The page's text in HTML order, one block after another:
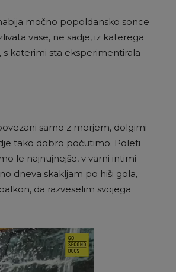
močno popoldansko sonce
vase, ne sadje, iz katerega
katerimi sta eksperimentirala
samo z morjem, dolgimi
tako dobro počutimo. Poleti
le najnujnejše, v varni intimi
dneva skakljam po hiši gola,
da razveselim svojega